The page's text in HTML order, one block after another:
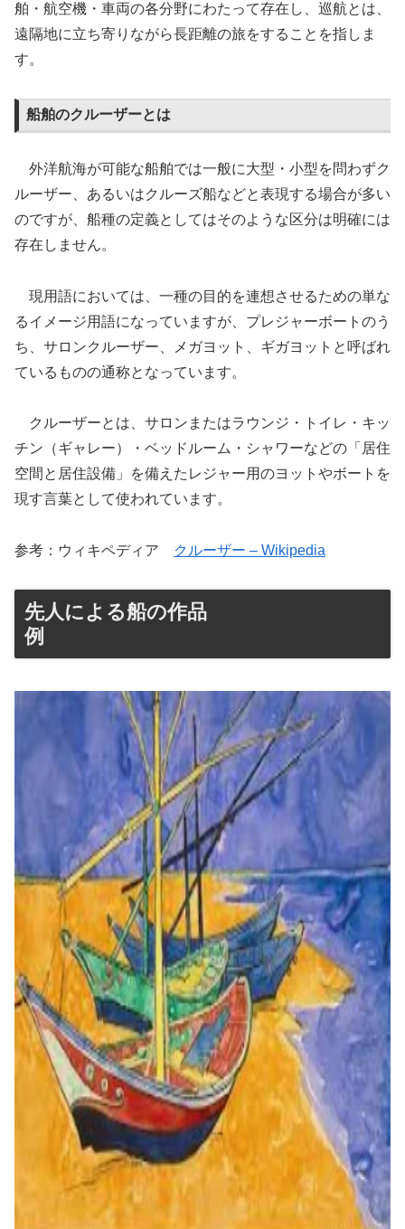
舶・航空機・車両の各分野にわたって存在し、巡航とは、
遠隔地に立ち寄りながら長距離の旅をすることを指しま
す。
船舶のクルーザーとは
外洋航海が可能な船舶では一般に大型・小型を問わずク
ルーザー、あるいはクルーズ船などと表現する場合が多い
のですが、船種の定義としてはそのような区分は明確には
存在しません。
現用語においては、一種の目的を連想させるための単な
るイメージ用語になっていますが、プレジャーボートのう
ち、サロンクルーザー、メガヨット、ギガヨットと呼ばれ
ているものの通称となっています。
クルーザーとは、サロンまたはラウンジ・トイレ・キッ
チン（ギャレー）・ベッドルーム・シャワーなどの「居住
空間と居住設備」を備えたレジャー用のヨットやボートを
現す言葉として使われています。
参考：ウィキペディア クルーザー – Wikipedia
先人による船の作品
例